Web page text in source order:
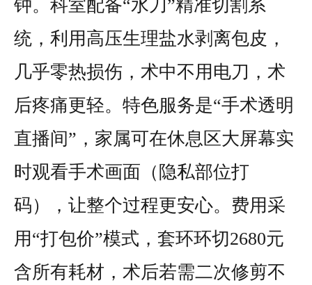
钟。科室配备“水刀”精准切割系
统，利用高压生理盐水剥离包皮，
几乎零热损伤，术中不用电刀，术
后疼痛更轻。特色服务是“手术透明
直播间”，家属可在休息区大屏幕实
时观看手术画面（隐私部位打
码），让整个过程更安心。费用采
用“打包价”模式，套环环切2680元
含所有耗材，术后若需二次修剪不